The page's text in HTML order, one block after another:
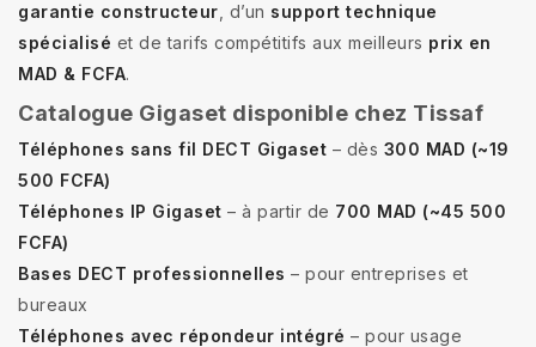
garantie constructeur , d’un support technique
spécialisé et de tarifs compétitifs aux meilleurs prix en
MAD & FCFA.
Catalogue Gigaset disponible chez Tissaf
Téléphones sans fil DECT Gigaset – dès 300 MAD (~19
500 FCFA)
Téléphones IP Gigaset – à partir de 700 MAD (~45 500
FCFA)
Bases DECT professionnelles – pour entreprises et
bureaux
Téléphones avec répondeur intégré – pour usage